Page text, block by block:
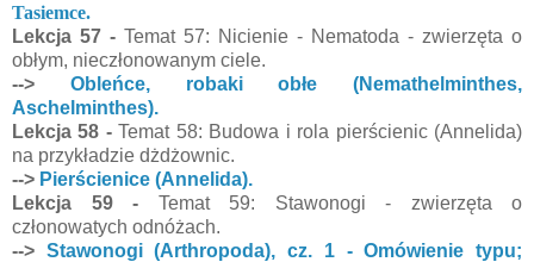
Tasiemce.
Lekcja 57 - Temat 57: Nicienie - Nematoda - zwierzęta o
obłym, nieczłonowanym ciele.
--> Obleńce, robaki obłe (Nemathelminthes,
Aschelminthes).
Lekcja 58 -Temat 58: Budowa i rola pierścienic (Annelida)
na przykładzie dżdżownic.
--> Pierścienice (Annelida).
Lekcja 59 - Temat 59: Stawonogi - zwierzęta o
członowatych odnóżach.
--> Stawonogi (Arthropoda), cz. 1 - Omówienie typu;